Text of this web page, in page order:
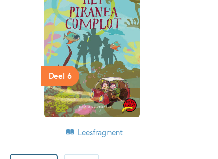
Deel 6
Leesfragment